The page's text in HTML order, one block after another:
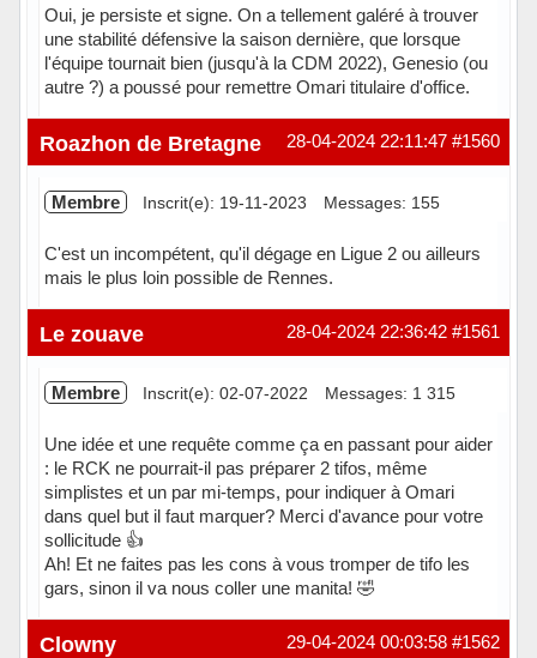
Oui, je persiste et signe. On a tellement galéré à trouver
une stabilité défensive la saison dernière, que lorsque
l'équipe tournait bien (jusqu'à la CDM 2022), Genesio (ou
autre ?) a poussé pour remettre Omari titulaire d'office.
Hors ligne #1560
28-04-2024 22:11:47
Roazhon de Bretagne
Membre Inscrit(e): 19-11-2023 Messages: 155
C'est un incompétent, qu'il dégage en Ligue 2 ou ailleurs
mais le plus loin possible de Rennes.
Hors ligne #1561
28-04-2024 22:36:42
Le zouave
Membre Inscrit(e): 02-07-2022 Messages: 1 315
Une idée et une requête comme ça en passant pour aider
: le RCK ne pourrait-il pas préparer 2 tifos, même
simplistes et un par mi-temps, pour indiquer à Omari
dans quel but il faut marquer? Merci d'avance pour votre
sollicitude 👍
Ah! Et ne faites pas les cons à vous tromper de tifo les
gars, sinon il va nous coller une manita! 🤣
Hors ligne #1562
29-04-2024 00:03:58
Clowny